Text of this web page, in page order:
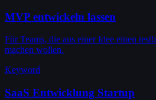
MVP entwickeln lassen
Für Teams, die aus einer Idee einen
machen wollen.
Keyword
SaaS Entwicklung Startup